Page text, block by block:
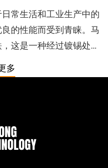
常生活和工业生产中的
的性能而受到青睐。马
这是一种经过镀锡处理
滑且具...
多